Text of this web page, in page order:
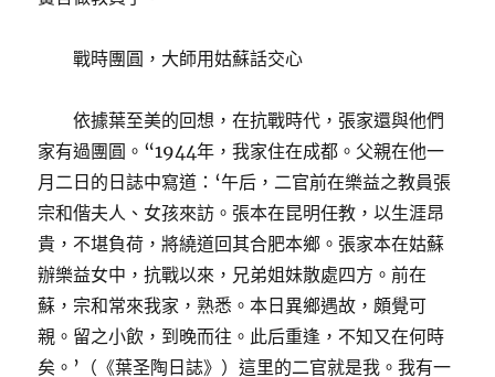
戰時團圓，大師用姑蘇話交心
依據葉至美的回想，在抗戰時代，張家還與他們
家有過團圓。“1944年，我家住在成都。父親在他一
月二日的日誌中寫道：‘午后，二官前在樂益之教員張
宗和偕夫人、女孩來訪。張本在昆明任教，以生涯昂
貴，不堪負荷，將繞道回其合肥本鄉。張家本在姑蘇
辦樂益女中，抗戰以來，兄弟姐妹散處四方。前在
蘇，宗和常來我家，熟悉。本日異鄉遇故，頗覺可
親。留之小飲，到晚而往。此后重逢，不知又在何時
矣。’（《葉圣陶日誌》）這里的二官就是我。我有一